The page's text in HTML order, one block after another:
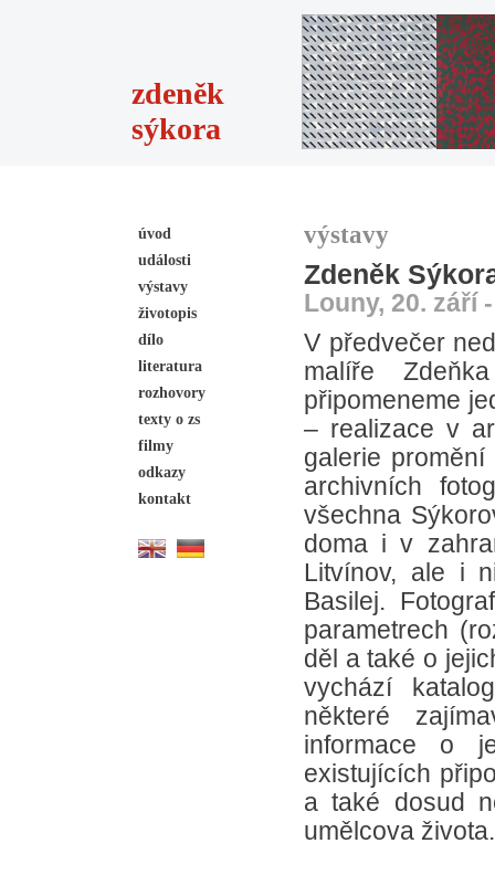
zdeněk
sýkora
úvod
události
výstavy
životopis
dílo
literatura
rozhovory
texty o zs
filmy
odkazy
kontakt
výstavy
Zdeněk
Louny, 20. září
V předvečer
malíře
připomeneme
– realizace v
galerie
archivních
všechna
doma i v
Litvínov, ale i
Basilej.
parametrech
děl a také o
vychází
některé
informace o
existujících
a také dosud
umělcova života.